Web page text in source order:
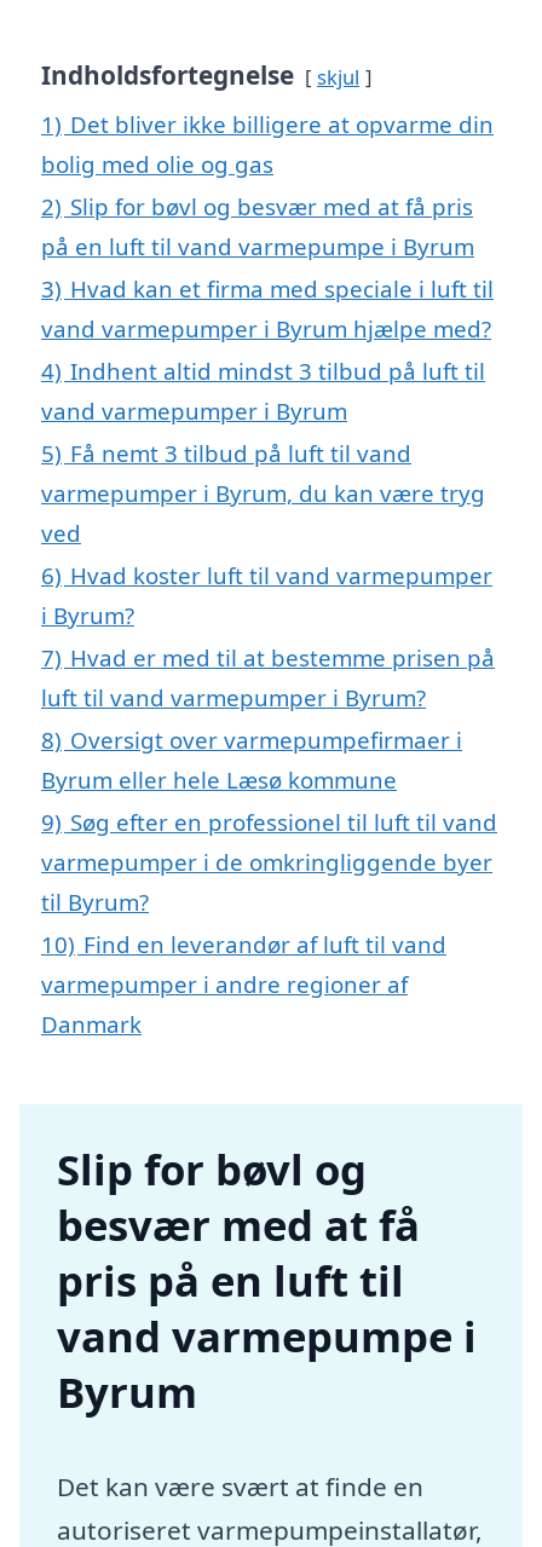
Indholdsfortegnelse skjul
1) Det bliver ikke billigere at opvarme din
bolig med olie og gas
2) Slip for bøvl og besvær med at få pris
på en luft til vand varmepumpe i Byrum
3) Hvad kan et firma med speciale i luft til
vand varmepumper i Byrum hjælpe med?
4) Indhent altid mindst 3 tilbud på luft til
vand varmepumper i Byrum
5) Få nemt 3 tilbud på luft til vand
varmepumper i Byrum, du kan være tryg
ved
6) Hvad koster luft til vand varmepumper
i Byrum?
7) Hvad er med til at bestemme prisen på
luft til vand varmepumper i Byrum?
8) Oversigt over varmepumpefirmaer i
Byrum eller hele Læsø kommune
9) Søg efter en professionel til luft til vand
varmepumper i de omkringliggende byer
til Byrum?
10) Find en leverandør af luft til vand
varmepumper i andre regioner af
Danmark
Slip for bøvl og
besvær med at få
pris på en luft til
vand varmepumpe i
Byrum
Det kan være svært at finde en
autoriseret varmepumpeinstallatør,